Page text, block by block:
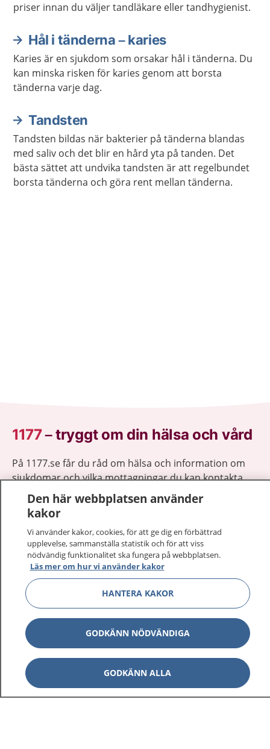
priser innan du väljer tandläkare eller tandhygienist.
Hål i tänderna – karies
Karies är en sjukdom som orsakar hål i tänderna. Du
kan minska risken för karies genom att borsta
tänderna varje dag.
Tandsten
Tandsten bildas när bakterier på tänderna blandas
med saliv och det blir en hård yta på tanden. Det
bästa sättet att undvika tandsten är att regelbundet
borsta tänderna och göra rent mellan tänderna.
1177–tryggt om din hälsa och vård
På 1177.se får du råd om hälsa och information om
sjukdomar och vilka mottagningar du kan kontakta.
Logga in för att läsa din journal och göra dina
vårdärenden. Ring telefonnummer 1177 för
sjukvårdsrådgivning dygnet runt.
1177 ger dig råd när du vill må bättre.
1177 på flera språk Visa
Om 1177 Visa
Kontakt Visa
Den här webbplatsen använder
kakor
Vi använder kakor, cookies, för att ge dig en förbättrad
upplevelse, sammanställa statistik och för att viss
nödvändig funktionalitet ska fungera på webbplatsen.
Läs mer om hur vi använder kakor
HANTERA KAKOR
GODKÄNN NÖDVÄNDIGA
GODKÄNN ALLA